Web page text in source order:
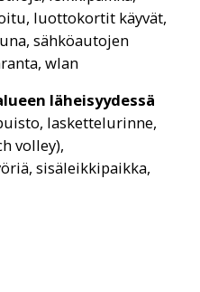
luottokortit käyvät,
sähköautojen
wlan
läheisyydessä
laskettelurinne,
volley),
sisäleikkipaikka,